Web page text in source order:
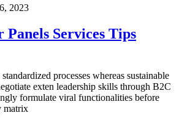
2023
Panels Services Tips
processes whereas sustainable
exten leadership skills through B2C
formulate viral functionalities before
matrix